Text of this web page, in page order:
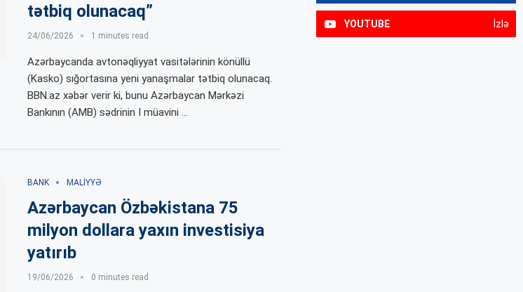
tətbiq olunacaq”
24/06/2026 1 minutes read
Azərbaycanda avtonəqliyyat vasitələrinin könüllü
(Kasko) sığortasına yeni yanaşmalar tətbiq olunacaq.
BBN.az xəbər verir ki, bunu Azərbaycan Mərkəzi
Bankının (AMB) sədrinin I müavini …
BANK MALIYYƏ
Azərbaycan Özbəkistana 75
milyon dollara yaxın investisiya
yatırıb
19/06/2026 0 minutes read
YOUTUBE İzlə